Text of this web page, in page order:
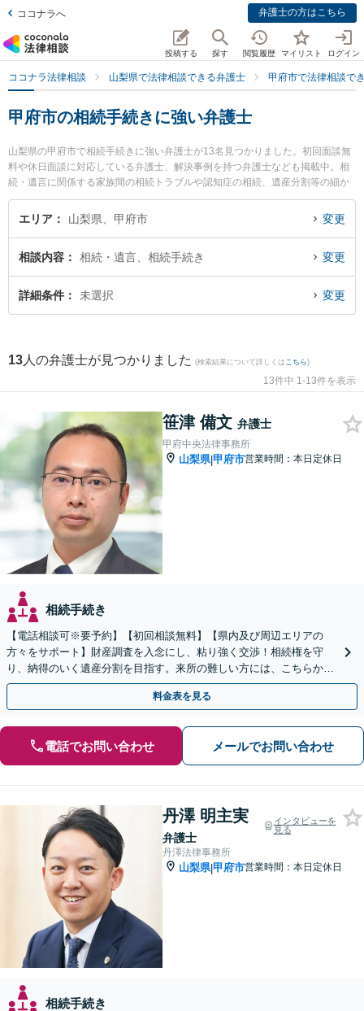
ココナラへ 弁護士の方はこちら
投稿する 探す 閲覧履歴 マイリスト ログイン
ココナラ法律相談 山梨県で法律相談できる弁護士 甲府市で法律相談で
甲府市の相続手続きに強い弁護士
山梨県の甲府市で相続手続きに強い弁護士が13名見つかりました。初回面談無
料や休日面談に対応している弁護士、解決事例を持つ弁護士なども掲載中。相
続・遺言に関係する家族間の相続トラブルや認知症の相続、遺産分割等の細か
な分野での絞り込み検索もでき便利です。特に甲府中央法律事務所の笹津 備文
弁護士や丹澤法律事務所の丹澤 明主実弁護士、小野法律事務所の馬場 健治弁護
い』『相続手続きのトラブル解決の実績豊富な近くの弁護士を検索したい』
『初回相談無料で相続手続きを法律相談できる甲府市内の弁護士に相談予約し
たい』などでお困りの相談者さんにおすすめです。
エリア 山梨県、甲府市 変更
相談内容 相続・遺言、相続手続き 変更
詳細条件 未選択 変更
13 人の弁護士が見つかりました (検索結果について詳しくは こちら)
13件中 1-13件を表示
笹津 備文 弁護士
甲府中央法律事務所
山梨県|甲府市営業時間：本日定休日
相続手続き
【電話相談可※要予約】【初回相談無料】【県内及び周辺エリアの
方々をサポート】財産調査を入念にし、粘り強く交渉！相続権を守
り、納得のいく遺産分割を目指す。来所の難しい方には、こちらから
訪問！遺留分侵害額請求／遺言書作成【出張サービス】
料金表を見る
電話でお問い合わせ メールでお問い合わせ
丹澤 明主実
弁護士
インタビューを
見る
丹澤法律事務所
山梨県|甲府市営業時間：本日定休日
相続手続き